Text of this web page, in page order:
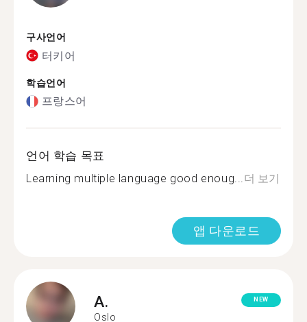
구사언어
터키어
학습언어
프랑스어
언어 학습 목표
Learning multiple language good enoug...더 보기
앱 다운로드
A.
Oslo
NEW